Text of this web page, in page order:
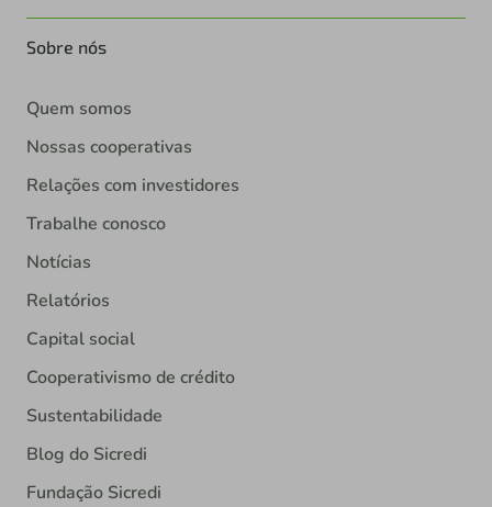
Sobre nós
Quem somos
Nossas cooperativas
Relações com investidores
Trabalhe conosco
Notícias
Relatórios
Capital social
Cooperativismo de crédito
Sustentabilidade
Blog do Sicredi
Fundação Sicredi